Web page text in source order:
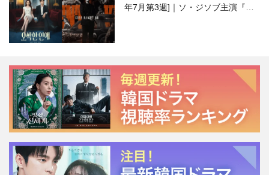
年7月第3週]｜ソ・ジソブ主演『エ